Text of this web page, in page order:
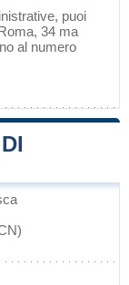
puoi
34 ma
al numero